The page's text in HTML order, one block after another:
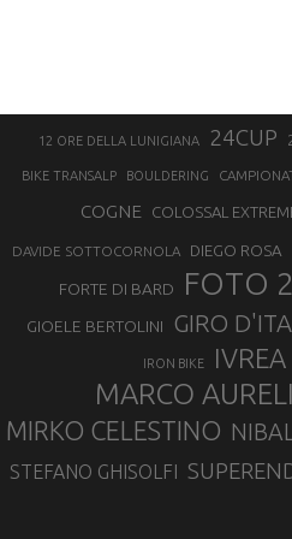
12 ORE DELLA LUNIGIANA 24CUP
BIKE TRANSALP BOULDERING
COGNE COLOSSAL
DAVIDE SOTTOCORNOLA DIEGO ROSA
FORTE DI BARD FOTO
GIOELE BERTOLINI GIRO
IRON BIKE IVREA
MARCO
MIRKO CELESTINO
STEFANO GHISOLFI